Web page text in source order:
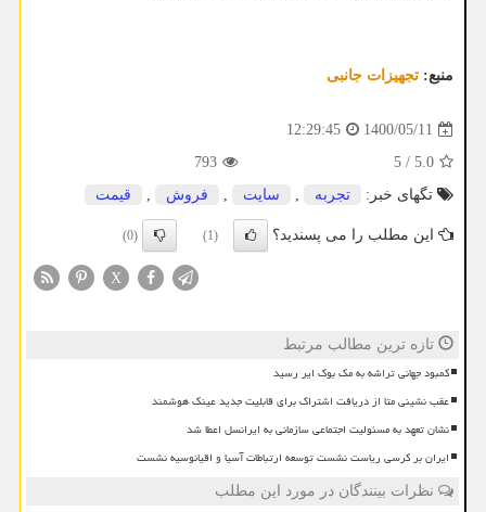
منبع: تجهیزات جانبی
1400/05/11
12:29:45
5.0
/
5
793
تگهای خبر:
تجربه , سایت , فروش , قیمت
این مطلب را می پسندید؟ (1)
(0)
X
تازه ترین مطالب مرتبط
کمبود جهانی تراشه به مک بوک ایر رسید
عقب نشینی متا از دریافت اشتراک برای قابلیت جدید عینک هوشمند
نشان تعهد به مسئولیت اجتماعی سازمانی به ایرانسل اعطا شد
ایران بر کرسی ریاست نشست توسعه ارتباطات آسیا و اقیانوسیه نشست
نظرات بینندگان در مورد این مطلب